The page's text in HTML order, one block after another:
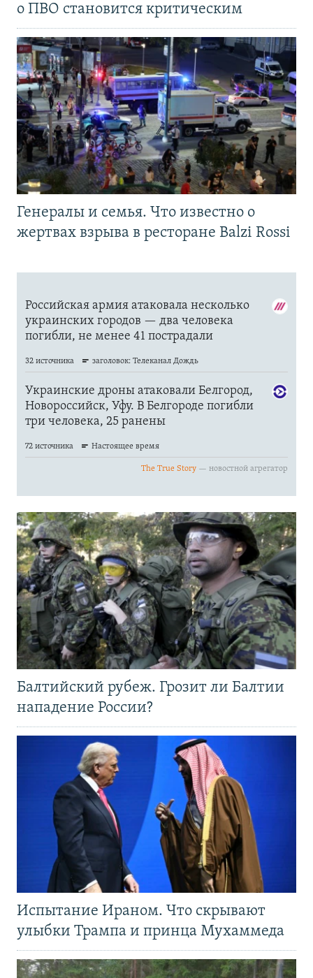
о ПВО становится критическим
Генералы и семья. Что известно о
жертвах взрыва в ресторане Balzi Rossi
Балтийский рубеж. Грозит ли Балтии
нападение России?
Испытание Ираном. Что скрывают
улыбки Трампа и принца Мухаммеда